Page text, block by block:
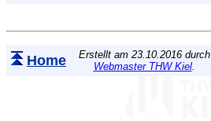
Home
Erstellt am 23.10.2016 durch
Webmaster THW Kiel.